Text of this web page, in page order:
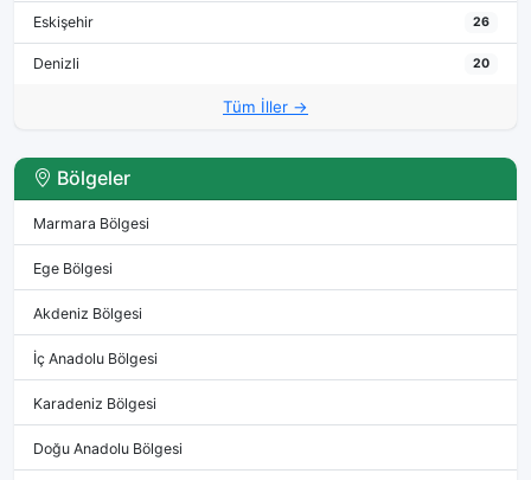
Eskişehir 26
Denizli 20
Tüm İller →
Bölgeler
Marmara Bölgesi
Ege Bölgesi
Akdeniz Bölgesi
İç Anadolu Bölgesi
Karadeniz Bölgesi
Doğu Anadolu Bölgesi